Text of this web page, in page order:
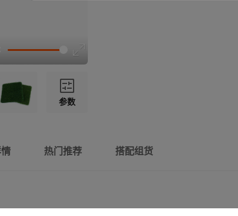
参数
热门推荐 搭配组货